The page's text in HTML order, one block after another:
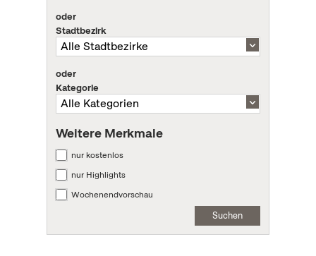
oder
Stadtbezirk
oder
Kategorie
Weitere Merkmale
nur kostenlos
nur Highlights
Wochenendvorschau
Suchen